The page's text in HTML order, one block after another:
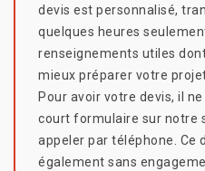
devis est personnalisé,
quelques heures
renseignements utiles
mieux préparer votre
Pour avoir votre devis, il
court formulaire sur notre
appeler par téléphone. Ce
également sans